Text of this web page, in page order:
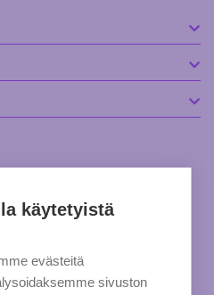
käytetyistä
evästeitä
sivuston